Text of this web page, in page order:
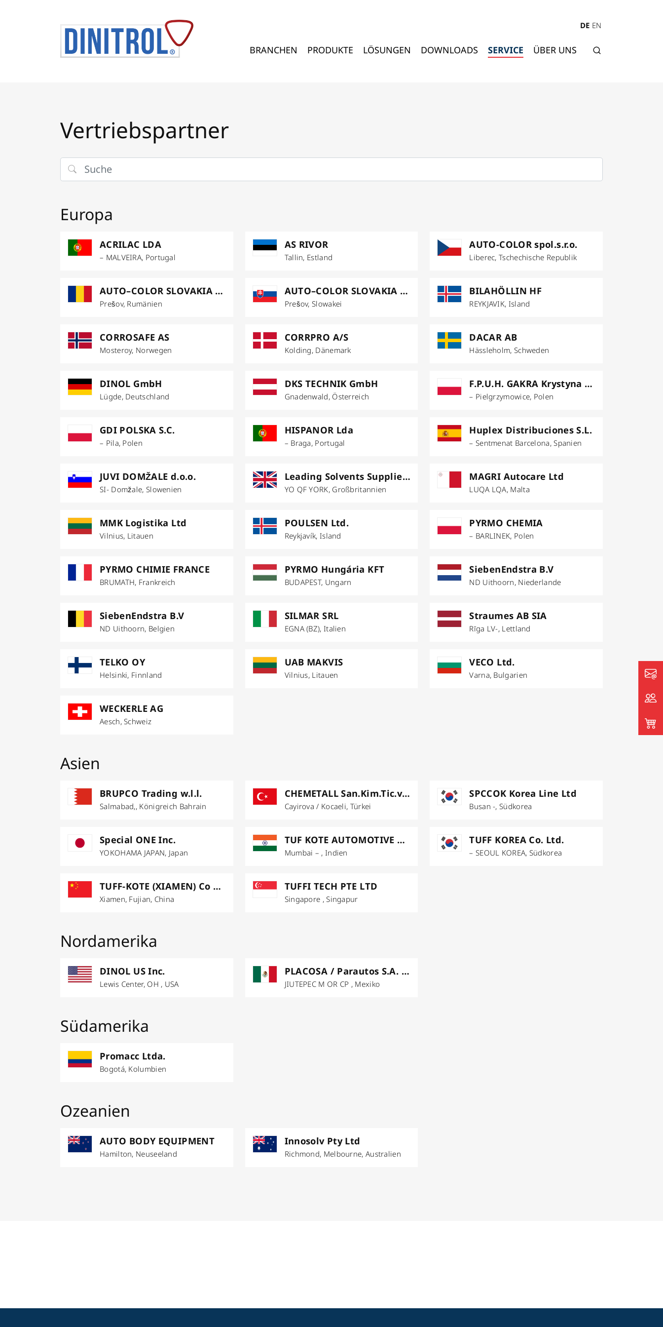
BRANCHEN PRODUKTE LÖSUNGEN DOWNLOADS SERVICE ÜBER UNS
DE EN
Vertriebspartner
Europa
ACRILAC LDA
– MALVEIRA, Portugal
AS RIVOR
Tallin, Estland
AUTO-COLOR spol.s.r.o.
Liberec, Tschechische Republik
AUTO–COLOR SLOVAKIA s.r.o.
Prešov, Rumänien
AUTO–COLOR SLOVAKIA s.r.o.
Prešov, Slowakei
BILAHÖLLIN HF
REYKJAVIK, Island
CORROSAFE AS
Mosteroy, Norwegen
CORRPRO A/S
Kolding, Dänemark
DACAR AB
Hässleholm, Schweden
DINOL GmbH
Lügde, Deutschland
DKS TECHNIK GmbH
Gnadenwald, Österreich
F.P.U.H. GAKRA Krystyna Gach
– Pielgrzymowice, Polen
GDI POLSKA S.C.
– Pila, Polen
HISPANOR Lda
– Braga, Portugal
Huplex Distribuciones S.L.
– Sentmenat Barcelona, Spanien
JUVI DOMŽALE d.o.o.
SI- Domžale, Slowenien
Leading Solvents Supplies Limited
YO QF YORK, Großbritannien
MAGRI Autocare Ltd
LUQA LQA, Malta
MMK Logistika Ltd
Vilnius, Litauen
POULSEN Ltd.
Reykjavík, Island
PYRMO CHEMIA
– BARLINEK, Polen
PYRMO CHIMIE FRANCE
BRUMATH, Frankreich
PYRMO Hungária KFT
BUDAPEST, Ungarn
SiebenEndstra B.V
ND Uithoorn, Niederlande
SiebenEndstra B.V
ND Uithoorn, Belgien
SILMAR SRL
EGNA (BZ), Italien
Straumes AB SIA
Rīga LV-, Lettland
TELKO OY
Helsinki, Finnland
UAB MAKVIS
Vilnius, Litauen
VECO Ltd.
Varna, Bulgarien
WECKERLE AG
Aesch, Schweiz
Asien
BRUPCO Trading w.l.l.
Salmabad,, Königreich Bahrain
CHEMETALL San.Kim.Tic.ve Sa A.S.
Cayirova / Kocaeli, Türkei
SPCCOK Korea Line Ltd
Busan -, Südkorea
Special ONE Inc.
YOKOHAMA JAPAN, Japan
TUF KOTE AUTOMOTIVE PRIVATE LIMITED
Mumbai – , Indien
TUFF KOREA Co. Ltd.
– SEOUL KOREA, Südkorea
TUFF-KOTE (XIAMEN) Co LTD
Xiamen, Fujian, China
TUFFI TECH PTE LTD
Singapore , Singapur
Nordamerika
DINOL US Inc.
Lewis Center, OH , USA
PLACOSA / Parautos S.A. DE C.V.
JIUTEPEC M OR CP , Mexiko
Südamerika
Promacc Ltda.
Bogotá, Kolumbien
Ozeanien
AUTO BODY EQUIPMENT
Hamilton, Neuseeland
Innosolv Pty Ltd
Richmond, Melbourne, Australien